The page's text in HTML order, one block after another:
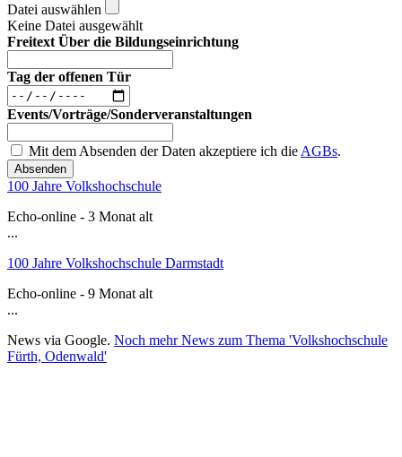
Datei auswählen
Keine Datei ausgewählt
Freitext Über die Bildungseinrichtung
Tag der offenen Tür
Events/Vorträge/Sonderveranstaltungen
Mit dem Absenden der Daten akzeptiere ich die AGBs.
Absenden
100 Jahre Volkshochschule
Echo-online - 3 Monat alt
...
100 Jahre Volkshochschule Darmstadt
Echo-online - 9 Monat alt
...
News via Google. Noch mehr News zum Thema 'Volkshochschule
Fürth, Odenwald'